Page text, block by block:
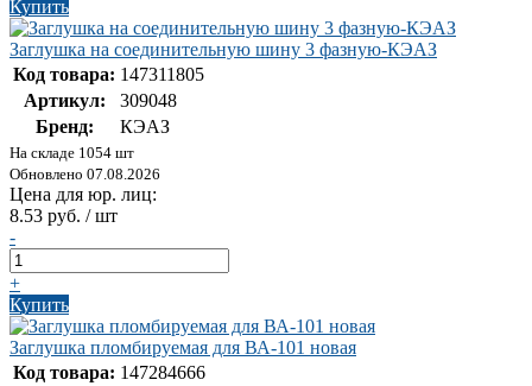
Купить
Заглушка на соединительную шину 3 фазную-КЭАЗ
Код товара: 147311805
Артикул:
309048
Бренд:
КЭАЗ
На складе 1054 шт
Обновлено 07.08.2026
Цена для юр. лиц:
8.53 руб. / шт
-
+
Купить
Заглушка пломбируемая для ВА-101 новая
Код товара: 147284666